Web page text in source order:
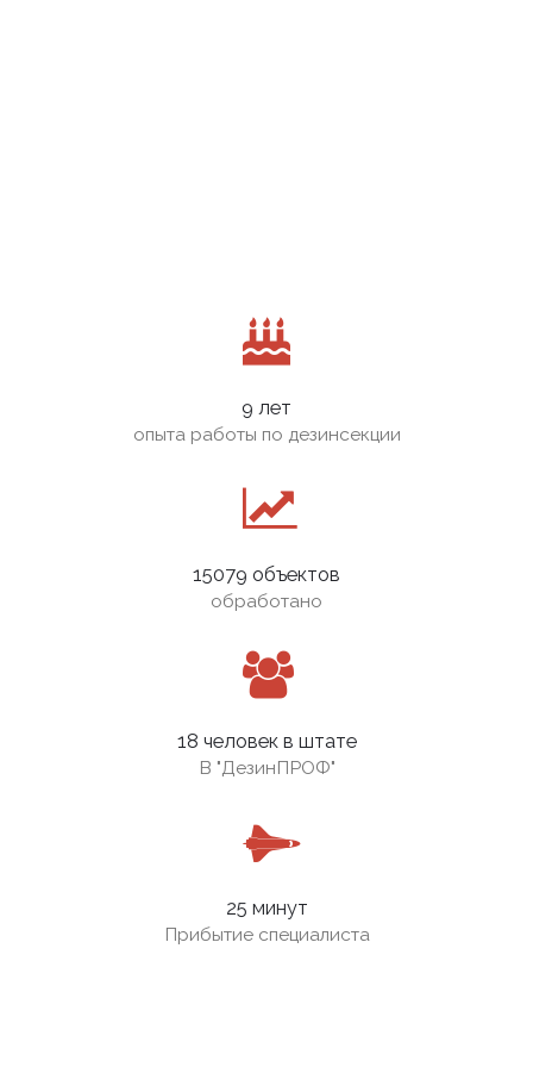
9 лет
опыта работы по дезинсекции
15079 объектов
обработано
18 человек в штате
В "ДезинПРОФ"
25 минут
Прибытие специалиста